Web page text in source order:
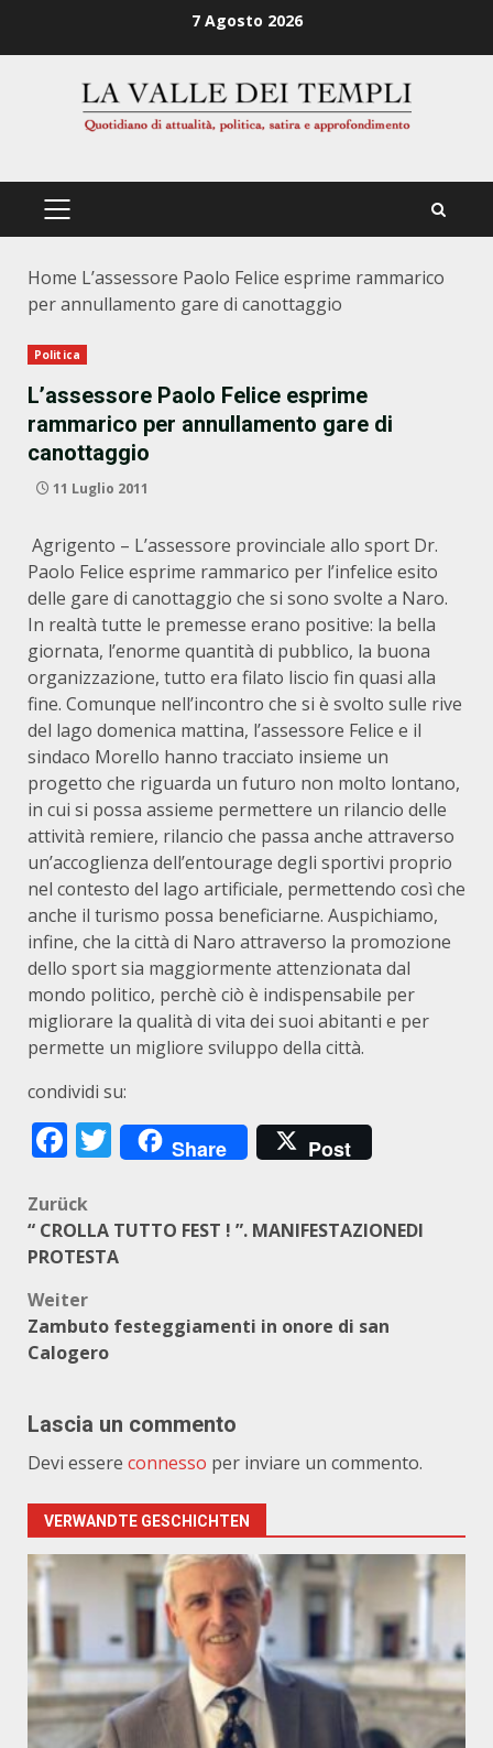
7 Agosto 2026
PRIMÄRES
Home L’assessore Paolo Felice esprime rammarico
per annullamento gare di canottaggio
Politica
L’assessore Paolo Felice esprime
rammarico per annullamento gare di
canottaggio
11 Luglio 2011
Agrigento – L’assessore provinciale allo sport Dr.
Paolo Felice esprime rammarico per l’infelice esito
delle gare di canottaggio che si sono svolte a Naro.
In realtà tutte le premesse erano positive: la bella
giornata, l’enorme quantità di pubblico, la buona
organizzazione, tutto era filato liscio fin quasi alla
fine. Comunque nell’incontro che si è svolto sulle rive
del lago domenica mattina, l’assessore Felice e il
sindaco Morello hanno tracciato insieme un
progetto che riguarda un futuro non molto lontano,
in cui si possa assieme permettere un rilancio delle
attività remiere, rilancio che passa anche attraverso
un’accoglienza dell’entourage degli sportivi proprio
nel contesto del lago artificiale, permettendo così che
anche il turismo possa beneficiarne. Auspichiamo,
infine, che la città di Naro attraverso la promozione
dello sport sia maggiormente attenzionata dal
mondo politico, perchè ciò è indispensabile per
migliorare la qualità di vita dei suoi abitanti e per
permette un migliore sviluppo della città.
condividi su:
Facebook
Twitter
Share Post
Beitragsnavigation
Zurück
“ CROLLA TUTTO FEST ! ”. MANIFESTAZIONEDI
PROTESTA
Weiter
Zambuto festeggiamenti in onore di san
Calogero
Lascia un commento
Devi essere connesso per inviare un commento.
VERWANDTE GESCHICHTEN